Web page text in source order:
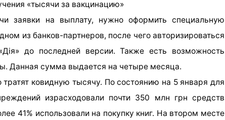
«тысячи за вакцинацию»
заявки на выплату, нужно оформить специальную
из банков-партнеров, после чего авторизироваться
до последней версии. Также есть возможность
Данная сумма выдается на четыре месяца.
ковидную тысячу. По состоянию на 5 января для
израсходовали почти 350 млн грн средств
41% использовали на покупку книг. На втором месте